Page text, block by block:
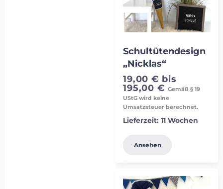
Schultütendesign
„Nicklas“
19,00 € bis
195,00 € Gemäß § 19
UStG wird keine
Umsatzsteuer berechnet.
Lieferzeit:11 Wochen
Ansehen